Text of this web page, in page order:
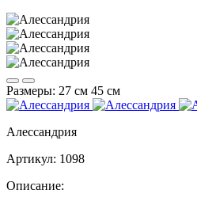
Размеры: 27 см 45 см
Алессандрия
Артикул: 1098
Описание: